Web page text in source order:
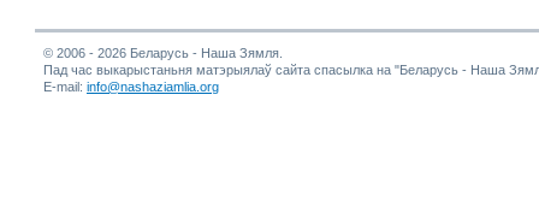
© 2006 - 2026 Беларусь - Наша Зямля.
Пад час выкарыстаньня матэрыялаў сайта спасылка на "Беларусь - Наша
E-mail: info@nashaziamlia.org